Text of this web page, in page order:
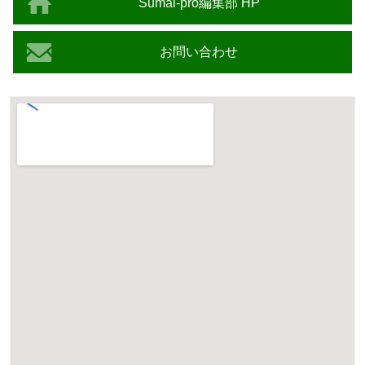
お問い合わせ